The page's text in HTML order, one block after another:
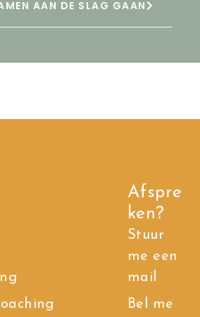
AAN DE SLAG GAAN
Afspre
ken?
Stuur
me een
mail
Bel me